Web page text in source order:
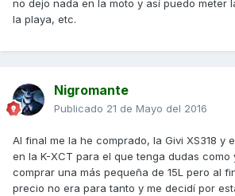
no dejo nada en la moto y así puedo meter
la playa, etc.
Nigromante
Publicado 21 de Mayo del 2016
Al final me la he comprado, la Givi XS318 y
en la K-XCT para el que tenga dudas como
comprar una más pequeña de 15L pero al
precio no era para tanto y me decidí por